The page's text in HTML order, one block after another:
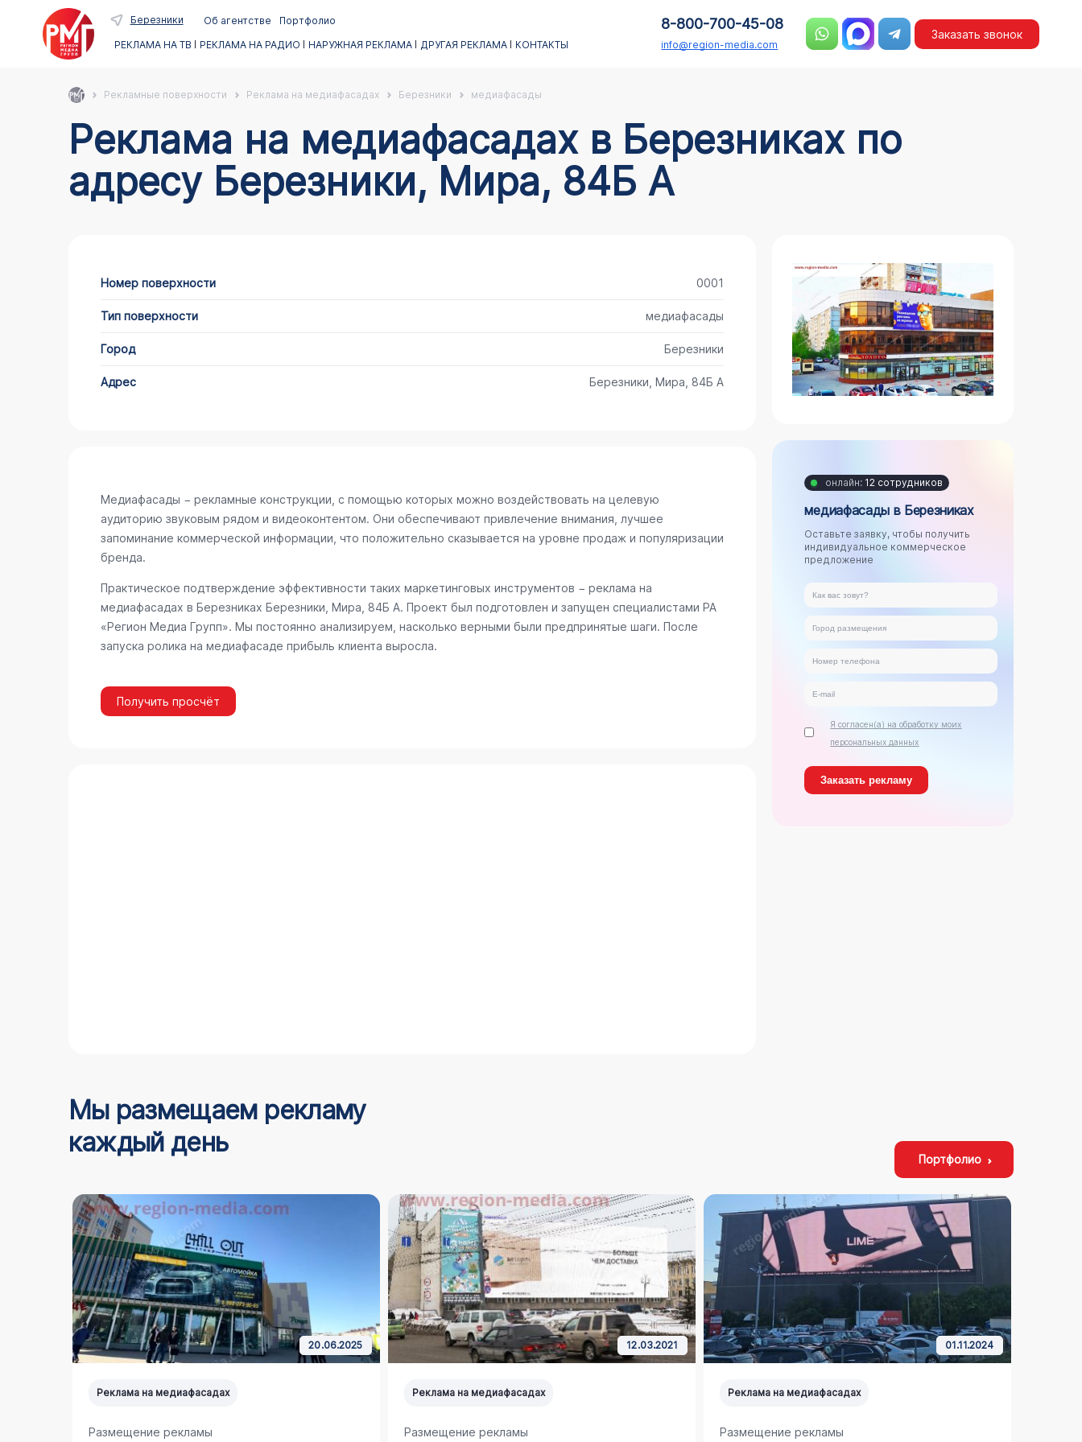
Березники Об агентстве
Портфолио
РЕКЛАМА НА ТВ
РЕКЛАМА НА РАДИО НАРУЖНАЯ РЕКЛАМА ДРУГАЯ РЕКЛАМА КОНТАКТЫ
8-800-700-45-08
info@region-media.com
Заказать звонок
Рекламные поверхности Реклама на медиафасадах Березники медиафасады
Реклама на медиафасадах в Березниках по
адресу Березники, Мира, 84Б А
Номер поверхности 0001
Тип поверхности медиафасады
Город Березники
Адрес Березники, Мира, 84Б А
Медиафасады − рекламные конструкции, с помощью которых можно воздействовать на целевую
аудиторию звуковым рядом и видеоконтентом. Они обеспечивают привлечение внимания, лучшее
запоминание коммерческой информации, что положительно сказывается на уровне продаж и популяризации
бренда.
Практическое подтверждение эффективности таких маркетинговых инструментов − реклама на
медиафасадах в Березниках Березники, Мира, 84Б А. Проект был подготовлен и запущен специалистами РА
«Регион Медиа Групп». Мы постоянно анализируем, насколько верными были предпринятые шаги. После
запуска ролика на медиафасаде прибыль клиента выросла.
Получить просчёт
онлайн: 12 сотрудников
медиафасады в Березниках
Оставьте заявку, чтобы получить
индивидуальное коммерческое
предложение
Я согласен(а) на обработку моих
персональных данных
Мы размещаем рекламу
каждый день
Портфолио
20.06.2025
Реклама на медиафасадах
Размещение рекламы
12.03.2021
Реклама на медиафасадах
Размещение рекламы
01.11.2024
Реклама на медиафасадах
Размещение рекламы